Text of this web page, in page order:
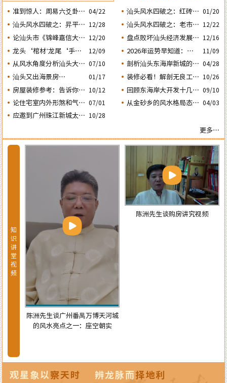
准到惊人：周易六爻卦占
运经典案例分享
04/22
汕头风水四破之：红砖楼
被拆除破坏了乌桥岛龟地
风水格局
01/20
汕头风水四破之：昇平路
骑楼拆毁破坏了蜘蛛网的
风水局
12/28
汕头风水四破之：老市政
府楼反向改造破坏了水局
风水。
12/22
论汕头市《锦峰嘉信大
厦》这栋“烂尾王”楼盘
与风水态势的关系
12/20
盘点败坏汕头经济发展的
四次处人为风水破局
12/16
龙头‘棺材’龙尾‘手
铐’汕头这两栋建筑物是
否隐藏着风水造局的悬
念？
12/09
2026年运势早知道：丙
午年运势不好的4个出生
日期之四‘庚子’ 日
11/09
从风水角度分析汕头大港
河产城融合示范区何时能
兴旺？
07/10
剖析汕头东海岸新城的风
水大局态势为购房者提供
更好的建议
04/28
汕头又出海景房​​​​​笋盘！很
多人都在问：腾瑞滨海湾
楼盘的风水态势怎么样？
01/17
装修必看！解剖无良工匠
是怎样使用魔咒在人家房
屋中“放蛊” 害人的？
10/26
房屋装修参考：告诉你房
子装修时鲁班法的催财催
官催文昌方法
10/12
回顾东海岸大开发十几
年：再看看有那些楼盘的
风水格局会比较好？
09/10
论住宅室内外形煞和气煞
的危害及可化与不可化的
区别
07/01
从金砂乡的风水格局态势 04/03
应邀到广州珠江新城太平 10/28
更多…
知
识
讲
堂
视
频
城
水
陈洲先生谈广州番禺万博天河城
的风水亮点之一：座空朝实
陈洲先生谈购房讲究视频
观星象以察天时 辨龙脉而择地利